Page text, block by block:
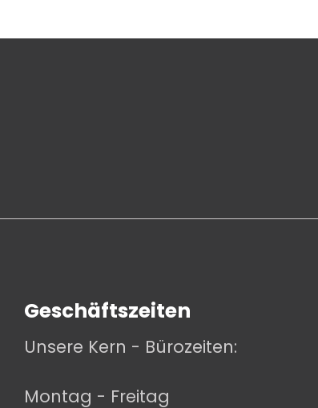
Geschäftszeiten
Unsere Kern - Bürozeiten:
Montag - Freitag